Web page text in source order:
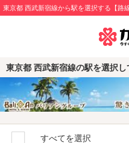
東京都 西武新宿線から駅を選択する【路
東京都 西武新宿線の駅を選択
すべてを選択